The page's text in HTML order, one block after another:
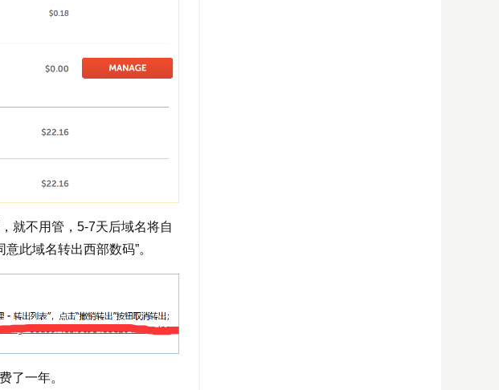
就不用管，5-7天后域名将自
此域名转出西部数码”。
了一年。